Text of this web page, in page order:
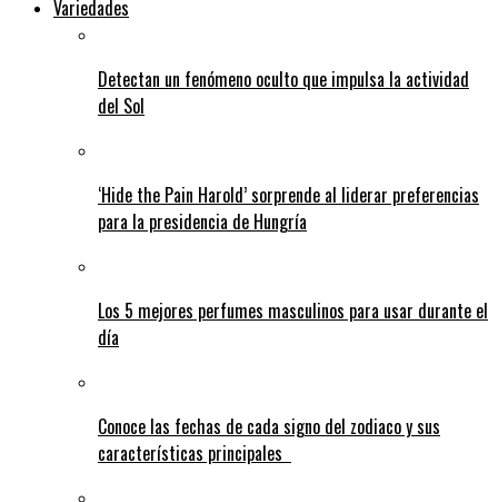
Variedades
Detectan un fenómeno oculto que impulsa la actividad
del Sol
‘Hide the Pain Harold’ sorprende al liderar preferencias
para la presidencia de Hungría
Los 5 mejores perfumes masculinos para usar durante el
día
Conoce las fechas de cada signo del zodiaco y sus
características principales